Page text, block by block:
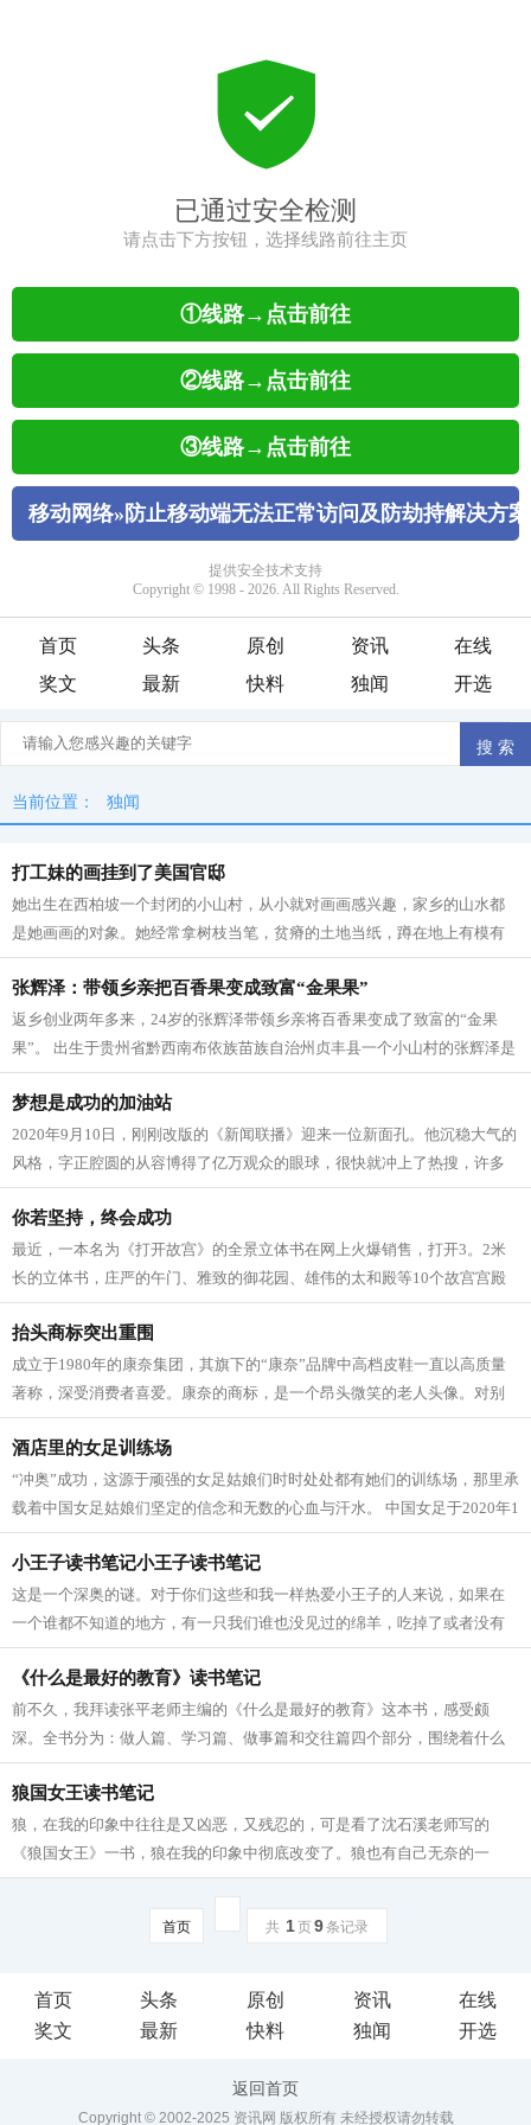
首页 头条 原创 资讯
在线
奖文
最新 快料 独闻 开选
当前位置： 独闻
打工妹的画挂到了美国官邸
她出生在西柏坡一个封闭的小山村，从小就对画画感兴趣，家乡的山水都
是她画画的对象。她经常拿树枝当笔，贫瘠的土地当纸，蹲在地上有模有
样地画很长时间。 14岁那年，她初中毕...
张辉泽：带领乡亲把百香果变成致富“金果果”
返乡创业两年多来，24岁的张辉泽带领乡亲将百香果变成了致富的“金果
果”。 出生于贵州省黔西南布依族苗族自治州贞丰县一个小山村的张辉泽是
村里为数不多的大学生。2015年，他独...
梦想是成功的加油站
2020年9月10日，刚刚改版的《新闻联播》迎来一位新面孔。他沉稳大气的
风格，字正腔圆的从容博得了亿万观众的眼球，很快就冲上了热搜，许多
人禁不住问：他是如何成为国脸的呢？...
你若坚持，终会成功
最近，一本名为《打开故宫》的全景立体书在网上火爆销售，打开3。2米
长的立体书，庄严的午门、雅致的御花园、雄伟的太和殿等10个故宫宫殿
建筑群一一呈现在眼前，推拉78个精妙立...
抬头商标突出重围
成立于1980年的康奈集团，其旗下的“康奈”品牌中高档皮鞋一直以高质量
著称，深受消费者喜爱。康奈的商标，是一个昂头微笑的老人头像。对别
人而言，这个商标似乎没有什么特殊的...
酒店里的女足训练场
“冲奥”成功，这源于顽强的女足姑娘们时时处处都有她们的训练场，那里承
载着中国女足姑娘们坚定的信念和无数的心血与汗水。 中国女足于2020年1
月去澳大利亚参加奥运会预选赛，...
小王子读书笔记小王子读书笔记
这是一个深奥的谜。对于你们这些和我一样热爱小王子的人来说，如果在
一个谁都不知道的地方，有一只我们谁也没见过的绵羊，吃掉了或者没有
吃掉一朵玫瑰花，这都会使宇宙万物产...
《什么是最好的教育》读书笔记
前不久，我拜读张平老师主编的《什么是最好的教育》这本书，感受颇
深。全书分为：做人篇、学习篇、做事篇和交往篇四个部分，围绕着什么
是最好的教育这样一个主题问题给出了...
狼国女王读书笔记
狼，在我的印象中往往是又凶恶，又残忍的，可是看了沈石溪老师写的
《狼国女王》一书，狼在我的印象中彻底改变了。狼也有自己无奈的一
面，为了生存，不得不去捕杀其他的动物，...
首页 共 1页9条记录
首页 头条 原创 资讯
在线
奖文
最新 快料 独闻 开选
返回首页
Copyright © 2002-2025 资讯网 版权所有 未经授权请勿转载